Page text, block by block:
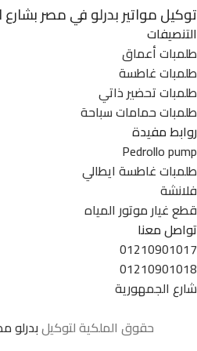
توكيل مواتير بدرلو في مصر
التنصيفات
طلمبات أعماق
طلمبات غاطسة
طلمبات تحضير ذاتي
طلمبات حمامات سباحة
روابط مفيدة
Pedrollo pump
طلمبات غاطسة ايطالي
فلانشة
قطع غيار موتور المياه
تواصل معنا
01210901017
01210901018
شارع الجمهورية
حقوق الملكية لتوكيلبدرلو